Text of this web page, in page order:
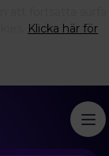
Klicka här för